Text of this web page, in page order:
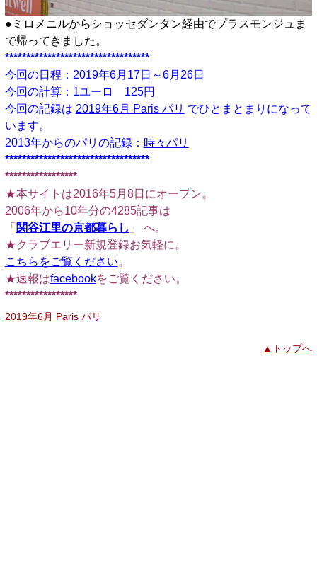
●ミロメニルからショッセダンタン経由でプラスモンジュま
で帰ってきました。
**********************************
今回の日程：2019年6月17日～6月26日
今回の計算：1ユーロ 125円
今回の記録は 2019年6月 Paris パリ でひとまとまりになって
います。
2013年からのパリの記録： 時々パリ
**********************************
*****************
★本サイトは2016年5月8日にオープン。
2006年から10年分の4285記事は
「 関谷江里の京都暮らし 」 へ。
★クラブエリー新規登録お気軽に。
こちらをご覧ください。
★速報はfacebookをご覧ください。
*****************
2019年6月 Paris パリ
▲トップへ